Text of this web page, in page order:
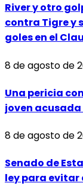
River y otro
contra Tigre y
goles en el
8 de agosto de
Una pericia
joven acusada
8 de agosto de
Senado de
ley para evitar